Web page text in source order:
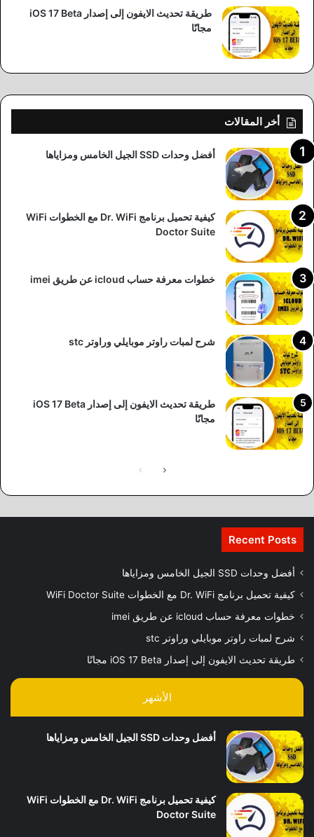
طريقة تحديث الايفون إلى إصدار iOS 17 Beta
مجانًا
أخر المقالات
أفضل وحدات SSD الجيل الخامس ومزاياها
كيفية تحميل برنامج Dr. WiFi مع الخطوات WiFi
Doctor Suite
خطوات معرفة حساب icloud عن طريق imei
شرح لمبات راوتر موبايلي وراوتر stc
طريقة تحديث الايفون إلى إصدار iOS 17 Beta
مجانًا
الصفحةالصفحة
Recent Posts
أفضل وحدات SSD الجيل الخامس ومزاياها
كيفية تحميل برنامج Dr. WiFi مع الخطوات WiFi Doctor Suite
خطوات معرفة حساب icloud عن طريق imei
شرح لمبات راوتر موبايلي وراوتر stc
طريقة تحديث الايفون إلى إصدار iOS 17 Beta مجانًا
الأشهر
أفضل وحدات SSD الجيل الخامس ومزاياها
كيفية تحميل برنامج Dr. WiFi مع الخطوات WiFi
Doctor Suite